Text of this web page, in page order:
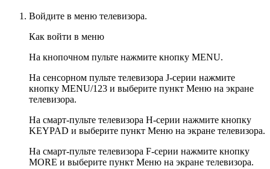
Войдите в меню телевизора.
Как войти в меню
На кнопочном пульте нажмите кнопку MENU.
На сенсорном пульте телевизора J-серии нажмите
кнопку MENU/123 и выберите пункт Меню на экране
телевизора.
На смарт-пульте телевизора H-серии нажмите кнопку
KEYPAD и выберите пункт Меню на экране телевизора.
На смарт-пульте телевизора F-серии нажмите кнопку
MORE и выберите пункт Меню на экране телевизора.